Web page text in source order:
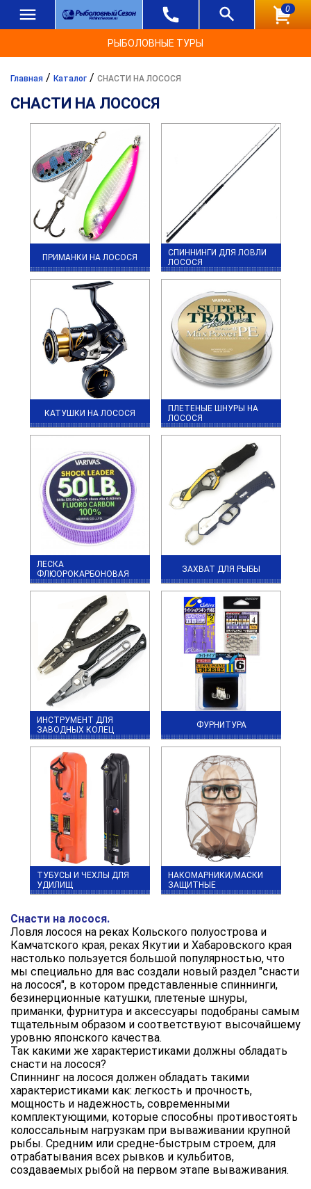
0
РЫБОЛОВНЫЕ ТУРЫ
Главная / Каталог / СНАСТИ НА ЛОСОСЯ
СНАСТИ НА ЛОСОСЯ
ПРИМАНКИ НА ЛОСОСЯ
СПИННИНГИ ДЛЯ ЛОВЛИ
ЛОСОСЯ
КАТУШКИ НА ЛОСОСЯ
ПЛЕТЕНЫЕ ШНУРЫ НА
ЛОСОСЯ
ЛЕСКА
ФЛЮОРОКАРБОНОВАЯ
ЗАХВАТ ДЛЯ РЫБЫ
ИНСТРУМЕНТ ДЛЯ
ЗАВОДНЫХ КОЛЕЦ
ФУРНИТУРА
ТУБУСЫ И ЧЕХЛЫ ДЛЯ
УДИЛИЩ
НАКОМАРНИКИ/МАСКИ
ЗАЩИТНЫЕ
Снасти на лосося.
Ловля лосося на реках Кольского полуострова и
Камчатского края, реках Якутии и Хабаровского края
настолько пользуется большой популярностью, что
мы специально для вас создали новый раздел "снасти
на лосося", в котором представленные спиннинги,
безинерционные катушки, плетеные шнуры,
приманки, фурнитура и аксессуары подобраны самым
тщательным образом и соответствуют высочайшему
уровню японского качества.
Так какими же характеристиками должны обладать
снасти на лосося?
Спиннинг на лосося должен обладать такими
характеристиками как: легкость и прочность,
мощность и надежность, современными
комплектующими, которые способны противостоять
колоссальным нагрузкам при вываживании крупной
рыбы. Средним или средне-быстрым строем, для
отрабатывания всех рывков и кульбитов,
создаваемых рыбой на первом этапе вываживания.